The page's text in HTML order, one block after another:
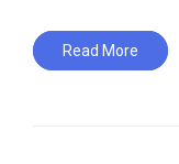
Read More